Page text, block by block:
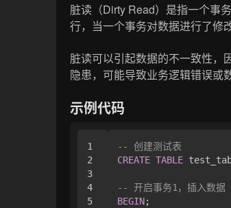
脏读（Dirty Read）是指一个事
行，当一个事务对数据进行了修
脏读可以引起数据的不一致性，
隐患，可能导致业务逻辑错误或
示例代码
1
2
3
4
5
-- 创建测试表
CREATE TABLE
-- 开启事务1，插入数据
BEGIN